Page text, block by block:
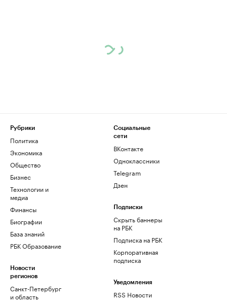
Рубрики
Политика
Экономика
Общество
Бизнес
Технологии и
медиа
Финансы
Биографии
База знаний
РБК Образование
Новости
регионов
Санкт-Петербург
и область
Социальные
сети
ВКонтакте
Одноклассники
Telegram
Дзен
Подписки
Скрыть баннеры
на РБК
Подписка на РБК
Корпоративная
подписка
Уведомления
RSS Новости